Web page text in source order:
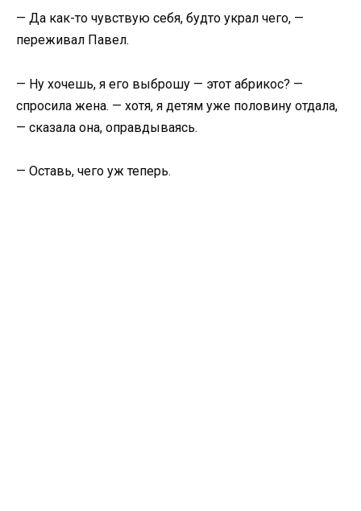
— Да как-то чувствую себя, будто украл чего, —
переживал Павел.
— Ну хочешь, я его выброшу — этот абрикос? —
спросила жена. — хотя, я детям уже половину отдала,
— сказала она, оправдываясь.
— Оставь, чего уж теперь.